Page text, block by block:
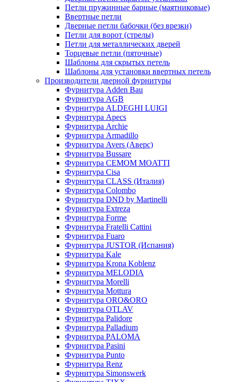
Петли пружинные барные (маятниковые)
Ввертные петли
Дверные петли бабочки (без врезки)
Петли для ворот (стрелы)
Петли для металлических дверей
Торцевые петли (пяточные)
Шаблоны для скрытых петель
Шаблоны для установки ввертных петель
Производители дверной фурнитуры
Фурнитура Adden Bau
Фурнитура AGB
Фурнитура ALDEGHI LUIGI
Фурнитура Apecs
Фурнитура Archie
Фурнитура Armadillo
Фурнитура Avers (Аверс)
Фурнитура Bussare
Фурнитура CEMOM MOATTI
Фурнитура Cisa
Фурнитура CLASS (Италия)
Фурнитура Colombo
Фурнитура DND by Martinelli
Фурнитура Extreza
Фурнитура Forme
Фурнитура Fratelli Cattini
Фурнитура Fuaro
Фурнитура JUSTOR (Испания)
Фурнитура Kale
Фурнитура Krona Koblenz
Фурнитура MELODIA
Фурнитура Morelli
Фурнитура Mottura
Фурнитура ORO&ORO
Фурнитура OTLAV
Фурнитура Palidore
Фурнитура Palladium
Фурнитура PALOMA
Фурнитура Pasini
Фурнитура Punto
Фурнитура Renz
Фурнитура Simonswerk